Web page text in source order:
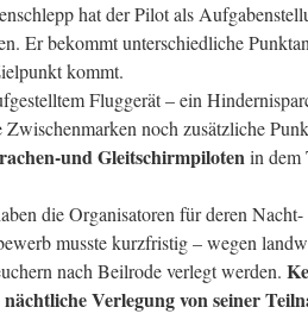
hat der Pilot als
Er bekommt unterschiedliche
kommt.
Fluggerät – ein
noch zusätzliche
und Gleitschirmpilotenin dem
die Organisatoren für deren
musste kurzfristig – wegen
nach Beilrode verlegt werden.
Verlegung von seiner